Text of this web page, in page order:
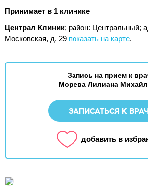
Принимает в 1 клинике
Централ Клиник; район: Центральный;
Московская, д. 29 показать на карте.
Запись на прием к
Морева Лилиана
ЗАПИСАТЬСЯ К
добавить в